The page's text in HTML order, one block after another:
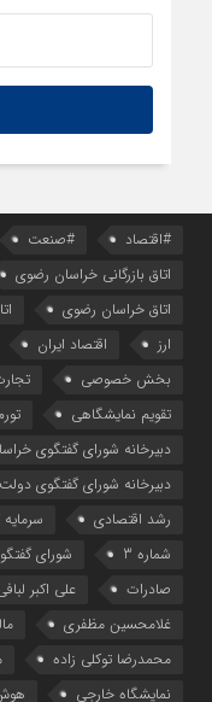
#اقتصاد #صنعت
اتاق بازرگانی خراسان رضوی
اتاق خراسان رضوی
ارز
اقتصاد ایران
بخش خصوصی
تقویم نمایشگاهی
دبیرخانه شورای گفتگوی
دبیرخانه شورای گفتگوی
رشد اقتصادی
شماره 3
شورای گفتگو
صادرات
علی اکبر
غلامحسین مظفری
محمدرضا توکلی زاده
نمایشگاه خارجی